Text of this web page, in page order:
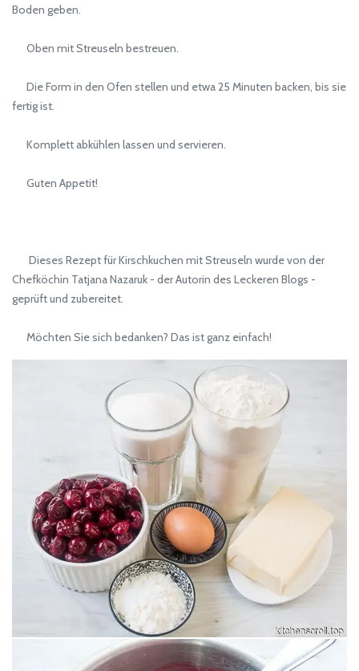
Boden geben.
Oben mit Streuseln bestreuen.
Die Form in den Ofen stellen und etwa 25 Minuten backen, bis sie
fertig ist.
Komplett abkühlen lassen und servieren.
Guten Appetit!
Dieses Rezept für Kirschkuchen mit Streuseln wurde von der
Chefköchin Tatjana Nazaruk - der Autorin des Leckeren Blogs -
geprüft und zubereitet.
Möchten Sie sich bedanken? Das ist ganz einfach!